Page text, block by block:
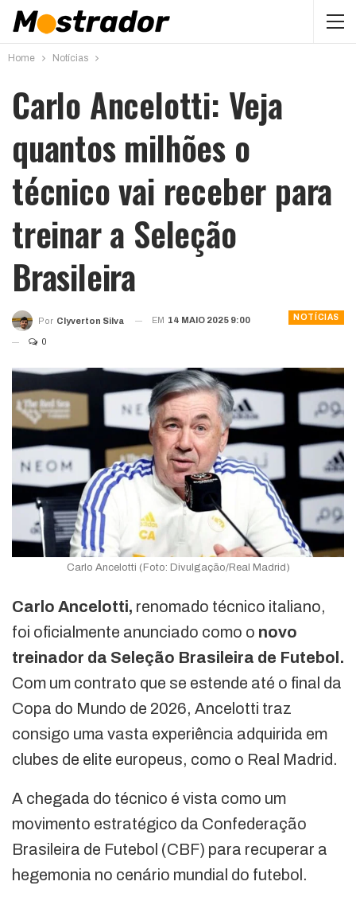
Home Notícias
Carlo Ancelotti: Veja
quantos milhões o
técnico vai receber para
treinar a Seleção
Brasileira
NOTÍCIAS
Por Clyverton Silva EM 14 MAIO 2025 9:00
0
Carlo Ancelotti (Foto: Divulgação/Real Madrid)
Carlo Ancelotti, renomado técnico italiano,
foi oficialmente anunciado como o novo
treinador da Seleção Brasileira de Futebol.
Com um contrato que se estende até o final da
Copa do Mundo de 2026, Ancelotti traz
consigo uma vasta experiência adquirida em
clubes de elite europeus, como o Real Madrid.
A chegada do técnico é vista como um
movimento estratégico da Confederação
Brasileira de Futebol (CBF) para recuperar a
hegemonia no cenário mundial do futebol.